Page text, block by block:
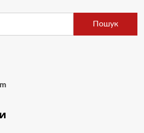
Пошук